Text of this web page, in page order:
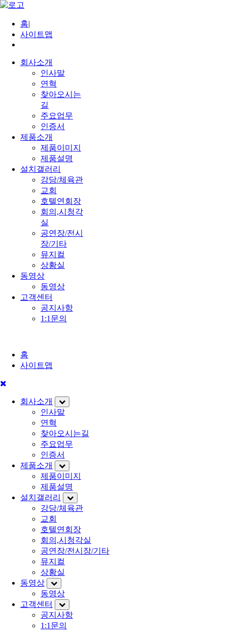
홈|
사이트맵
회사소개
인사말
연혁
찾아오시는
길
주요업무
인증서
제품소개
제품이미지
제품설명
설치갤러리
강당/체육관
교회
호텔연회장
회의,시청각
실
공연장/전시
장/기타
뮤지컬
상황실
동영상
동영상
고객센터
공지사항
1:1문의
홈
사이트맵
회사소개
인사말
연혁
찾아오시는길
주요업무
인증서
제품소개
제품이미지
제품설명
설치갤러리
강당/체육관
교회
호텔연회장
회의,시청각실
공연장/전시장/기타
뮤지컬
상황실
동영상
동영상
고객센터
공지사항
1:1문의